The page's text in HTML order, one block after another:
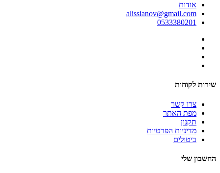
אודות
alissianov@gmail.com
0533380201
שירות לקוחות
צרו קשר
מפת האתר
תקנון
מדיניות הפרטיות
ביטולים
החשבון שלי